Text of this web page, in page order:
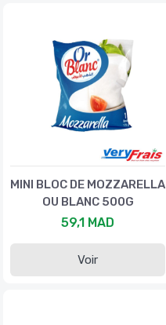
MINI BLOC DE MOZZARELLA
OU BLANC 500G
59,1 MAD
Voir